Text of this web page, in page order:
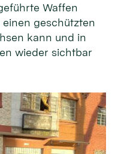
Waffen
geschützten
kann und in
wieder sichtbar